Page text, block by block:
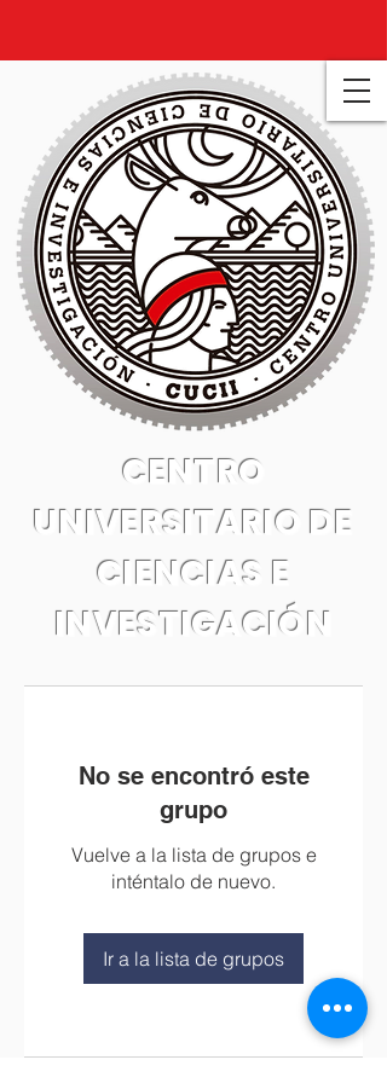
CENTRO
UNIVERSITARIO DE
CIENCIAS E
INVESTIGACIÓN
No se encontró este
grupo
Vuelve a la lista de grupos e
inténtalo de nuevo.
Ir a la lista de grupos